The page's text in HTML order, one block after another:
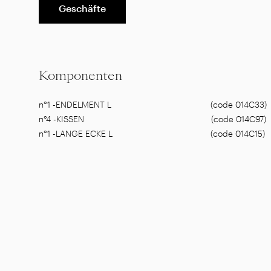
Geschäfte
Komponenten
n°1 -ENDELMENT L (code 014C33)
n°4 -KISSEN (code 014C97)
n°1 -LANGE ECKE L (code 014C15)